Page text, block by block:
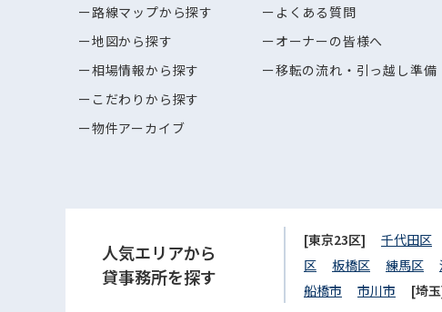
路線マップから探す
地図から探す
相場情報から探す
こだわりから探す
物件アーカイブ
よくある質問
オーナーの皆様へ
移転の流れ・引っ越し準備
人気エリアから
貸事務所を探す
[東京23区] 千代田区
区
板橋区 練馬区
船橋市
市川市 [埼